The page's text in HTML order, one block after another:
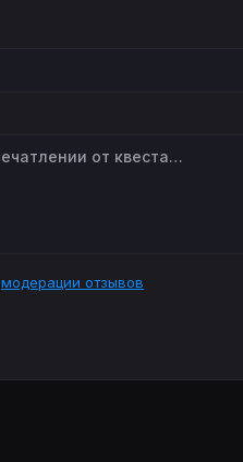
модерации отзывов